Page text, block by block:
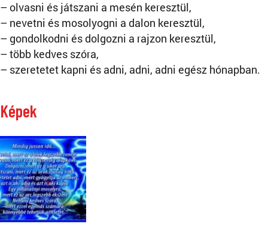
– olvasni és játszani a mesén keresztül,
– nevetni és mosolyogni a dalon keresztül,
– gondolkodni és dolgozni a rajzon keresztül,
– több kedves szóra,
– szeretetet kapni és adni, adni, adni egész hónapban.
Képek